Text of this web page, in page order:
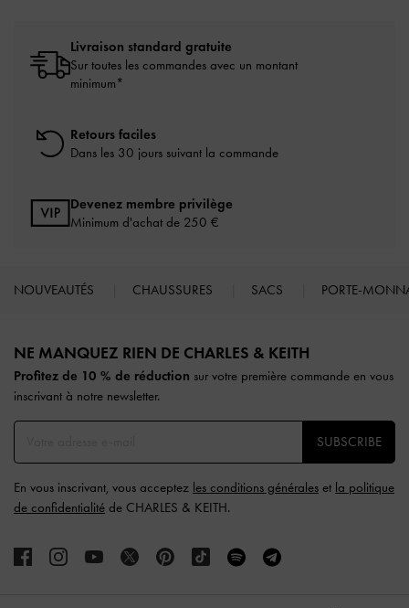
Livraison standard gratuite
Sur toutes les commandes avec un montant
minimum*
Retours faciles
Dans les 30 jours suivant la commande
Devenez membre privilège
Minimum d'achat de 250 €
NOUVEAUTÉS CHAUSSURES SACS PORTE-
NE MANQUEZ RIEN DE CHARLES & KEITH​​
Profitez de 10 % de réduction sur votre première commande en vous
inscrivant à notre newsletter.
SUBSCRIBE
En vous inscrivant, vous acceptez les conditions générales et la politique
de confidentialité de CHARLES & KEITH.